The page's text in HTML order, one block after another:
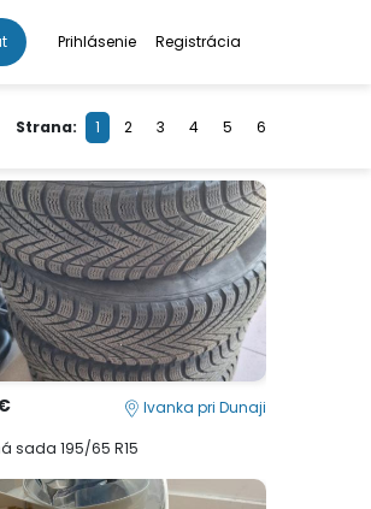
Prihlásenie Registrácia
Strana: 1 2 3 4 5 6
Ivanka pri Dunaji
sada 195/65 R15